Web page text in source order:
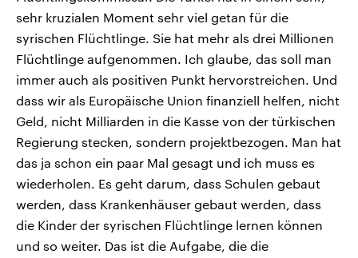
sehr kruzialen Moment sehr viel getan für die
syrischen Flüchtlinge. Sie hat mehr als drei Millionen
Flüchtlinge aufgenommen. Ich glaube, das soll man
immer auch als positiven Punkt hervorstreichen. Und
dass wir als Europäische Union finanziell helfen, nicht
Geld, nicht Milliarden in die Kasse von der türkischen
Regierung stecken, sondern projektbezogen. Man hat
das ja schon ein paar Mal gesagt und ich muss es
wiederholen. Es geht darum, dass Schulen gebaut
werden, dass Krankenhäuser gebaut werden, dass
die Kinder der syrischen Flüchtlinge lernen können
und so weiter. Das ist die Aufgabe, die die